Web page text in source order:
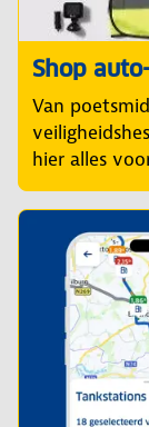
Shop
Van
hier alles